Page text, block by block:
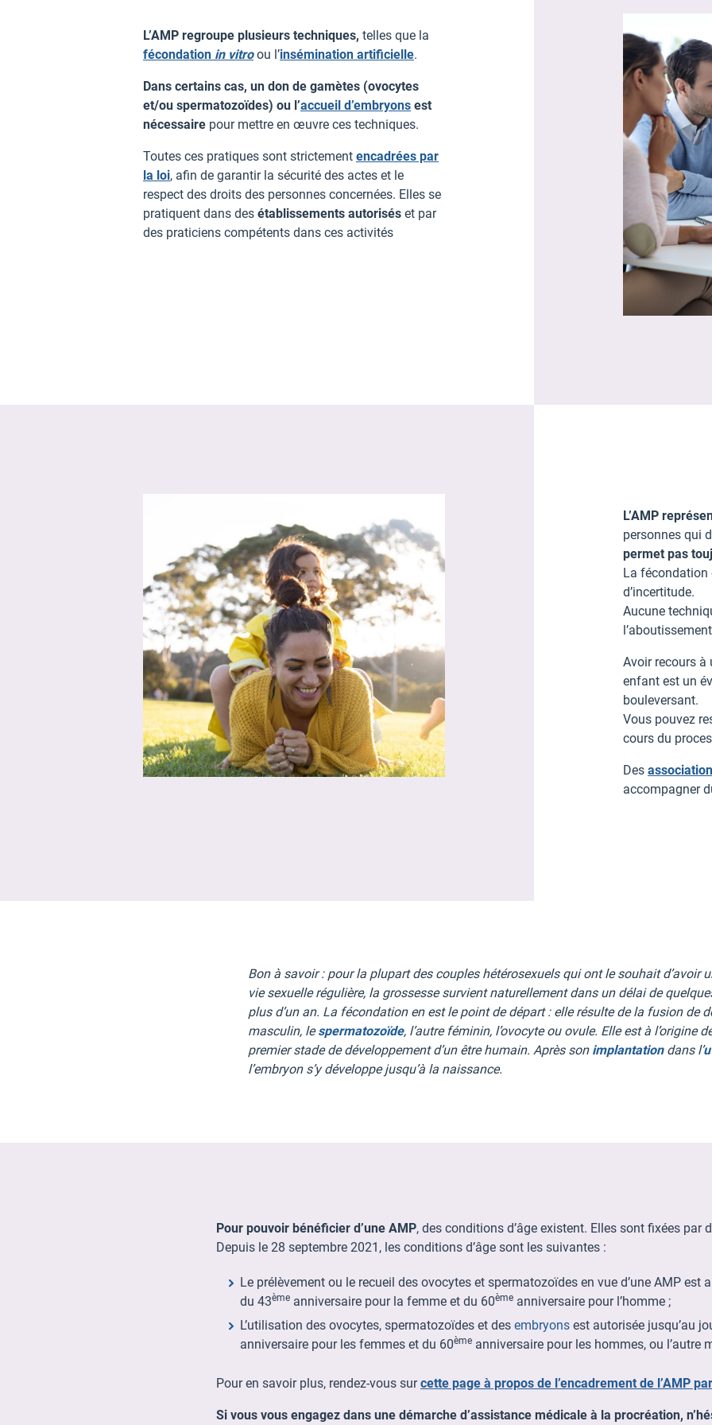
L’AMP regroupe plusieurs techniques, telles que la
fécondation in vitroou l’insémination artificielle.
Dans certains cas, un don de gamètes (ovocytes
et/ou spermatozoïdes) ou l’accueil d’embryons est
nécessaire pour mettre en œuvre ces techniques.
Toutes ces pratiques sont strictement encadrées par
la loi, afin de garantir la sécurité des actes et le
respect des droits des personnes concernées. Elles se
pratiquent dans des établissements autorisés et par
des praticiens compétents dans ces activités
L’AMP
personnes qui
permet pas
La fécondation
d’incertitude.
Aucune
Avoir recours à
enfant est un
bouleversant.
Vous pouvez
cours du
Des
accompagner
Bon à savoir : pour la plupart des couples hétérosexuels qui ont le souhait d’avoir
vie sexuelle régulière, la grossesse survient naturellement dans un délai de
plus d’un an. La fécondation en est le point de départ : elle résulte de la fusion de
masculin, lespermatozoïde, l’autre féminin, l’ovocyte ou ovule. Elle est à l’origine
premier stade de développement d’un être humain. Après son implantationdans l’
l’embryon s’y développe jusqu’à la naissance.
Pour pouvoir bénéficier d’une AMP, des conditions d’âge existent. Elles sont fixées par
Depuis le 28 septembre 2021, les conditions d’âge sont les suivantes :
Le prélèvement ou le recueil des ovocytes et spermatozoïdes en vue d’une AMP est
du 43ème anniversaire pour la femme et du 60ème anniversaire pour l’homme ;
L’utilisation des ovocytes, spermatozoïdes et des embryons est autorisée jusqu’au
anniversaire pour les femmes et du 60ème anniversaire pour les hommes, ou l’autre
Pour en savoir plus, rendez-vous surcette page à propos de l’encadrement de l’AMP
Si vous vous engagez dans une démarche d’assistance médicale à la procréation,